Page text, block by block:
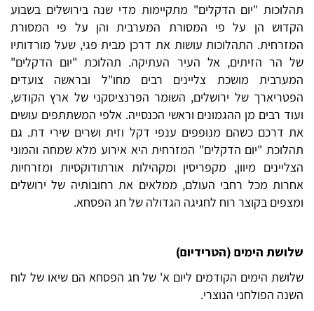
תהלוכות "יום הדקלים" מתקיימות מדי שנה בירושלים בשבוע
הקדוש הן על פי המסורת המערבית והן על פי המסורת
המזרחית. התהלוכות עושות את דרכן מבית פגי, שעל מורדותיו
של הר הזיתים, אל העיר העתיקה. תהלוכת "יום הדקלים"
המערבית מושכת צליינים רבים מחו"ל ובראשה צועדים
הפטריארך של ירושלים, השומר הפרנציסקני של ארץ הקודש,
ועוד רבים מן ההגמונים וראשי הכנסייה. אלפי המשתתפים עושים
את דרכם כשהם מנופפים ענפי דקל וזית ושרים שירי דת. גם
תהלוכת "יום הדקלים" המזרחית היא אירוע מלא שמחה והמוני
הצליינים מיוון, מקפריסין ומקהילות אורתודוקסיות ומזרחיות
אחרות מכל רחבי העולם, ממלאים את רחובותיה של ירושלים
ומצפים בקוצר רוח לחגיגה הגדולה של חג הפסחא.
שלושת הימים (הטרידיום)
שלושת הימים הקודמים ליום א' של חג הפסחא הם שיאו של לוח
השנה הפולחני הנוצרי.